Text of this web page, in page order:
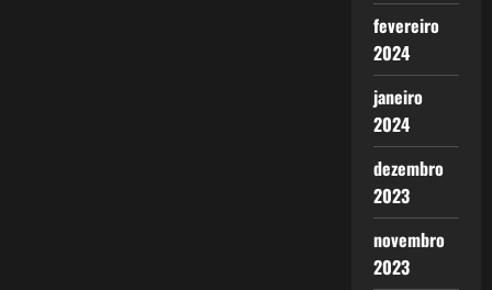
fevereiro
2024
janeiro
2024
dezembro
2023
novembro
2023